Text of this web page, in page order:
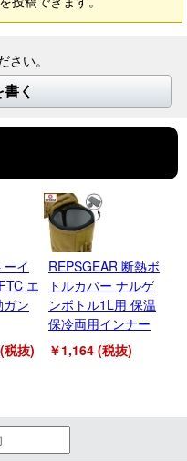
い。
く
イ
エ
ン
税抜)
REPSGEAR 断熱ボ
トルカバー ナルゲ
ンボトル1L用 保温
保冷両用インナー
￥1,164 (税抜)